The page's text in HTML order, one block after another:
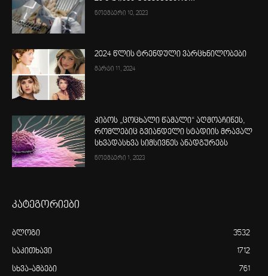
ნოემბერი 10, 2023
2024 წლის ტრენდული ვარცხნილობები
მარტი 11, 2024
კიბოს „ცოცხალი წამალი“ აღმოაჩინეს,
რომლებიც გვიანდელი სტადიის მრავალ
სხვადასხვა სიმსივნეს ანადგურებს
ნოემბერი 1, 2023
კატეგორიები
ბლოგი 3532
საკითხავი 1712
სხვა-ამბები 761